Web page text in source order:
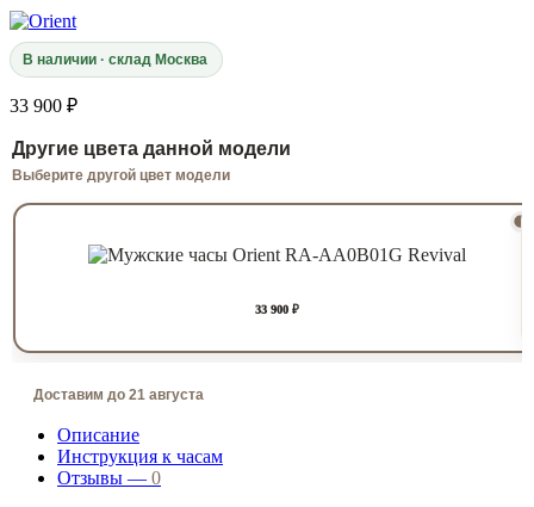
В наличии · склад Москва
33 900 ₽
Другие цвета данной модели
Выберите другой цвет модели
33 900 ₽
Доставим до 21 августа
Описание
Инструкция к часам
Отзывы — 0